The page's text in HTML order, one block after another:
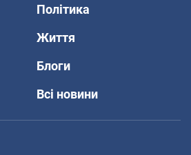
Політика
Життя
Блоги
Всі новини